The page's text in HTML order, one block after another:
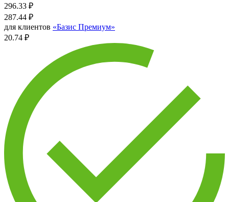
296.33 ₽
287.44 ₽
для клиентов «Базис Премиум»
20.74 ₽